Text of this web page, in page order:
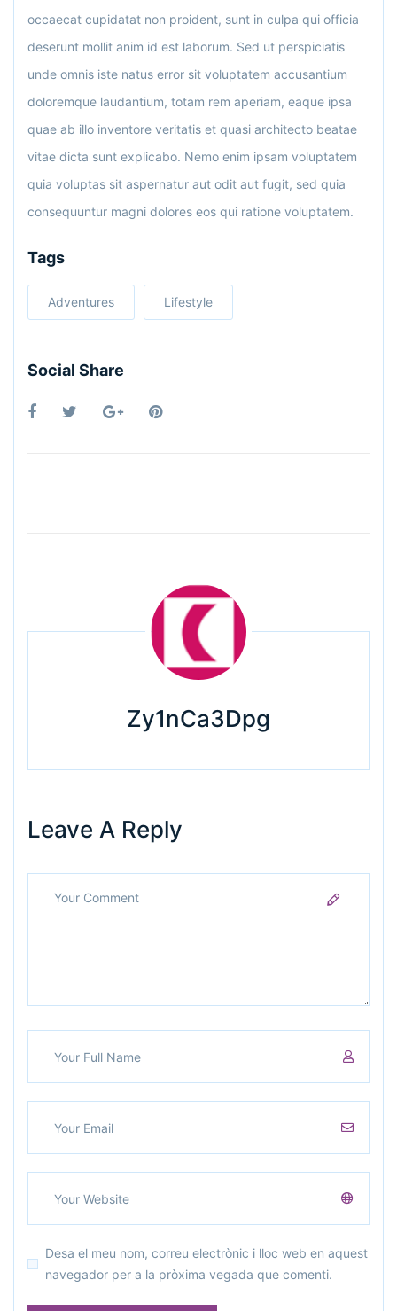
occaecat cupidatat non proident, sunt in culpa qui officia
deserunt mollit anim id est laborum. Sed ut perspiciatis
unde omnis iste natus error sit voluptatem accusantium
doloremque laudantium, totam rem aperiam, eaque ipsa
quae ab illo inventore veritatis et quasi architecto beatae
vitae dicta sunt explicabo. Nemo enim ipsam voluptatem
quia voluptas sit aspernatur aut odit aut fugit, sed quia
consequuntur magni dolores eos qui ratione voluptatem.
Tags
Adventures Lifestyle
Social Share
Zy1nCa3Dpg
Leave A Reply
Desa el meu nom, correu electrònic i lloc web en aquest
navegador per a la pròxima vegada que comenti.